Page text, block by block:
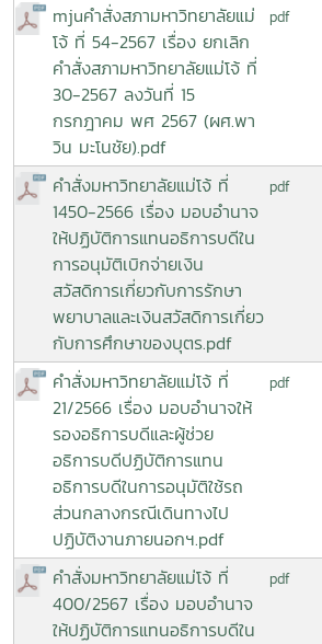
mjuคำสั่งสภามหาวิทยาลัยแม่
โจ้ ที่ 54-2567 เรื่อง ยกเลิก
คำสั่งสภามหาวิทยาลัยแม่โจ้ ที่
30-2567 ลงวันที่ 15
กรกฎาคม พศ 2567 (ผศ.พา
วิน มะโนชัย).pdf
pdf
คำสั่งมหาวิทยาลัยแม่โจ้ ที่
1450-2566 เรื่อง มอบอำนาจ
ให้ปฏิบัติการแทนอธิการบดีใน
การอนุมัติเบิกจ่ายเงิน
สวัสดิการเกี่ยวกับการรักษา
พยาบาลและเงินสวัสดิการเกี่ยว
กับการศึกษาของบุตร.pdf
pdf
คำสั่งมหาวิทยาลัยแม่โจ้ ที่
21/2566 เรื่อง มอบอำนาจให้
รองอธิการบดีและผู้ช่วย
อธิการบดีปฏิบัติการแทน
อธิการบดีในการอนุมัติใช้รถ
ส่วนกลางกรณีเดินทางไป
ปฏิบัติงานภายนอกฯ.pdf
pdf
คำสั่งมหาวิทยาลัยแม่โจ้ ที่
400/2567 เรื่อง มอบอำนาจ
ให้ปฏิบัติการแทนอธิการบดีใน
pdf